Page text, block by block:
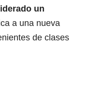
un
a una nueva
de clases